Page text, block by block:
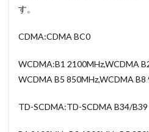
す。
CDMA:CDMA BC0
WCDMA:B1 2100MHz,WCDMA
WCDMA B5 850MHz,WCDMA B8
TD-SCDMA:TD-SCDMA B34/B39